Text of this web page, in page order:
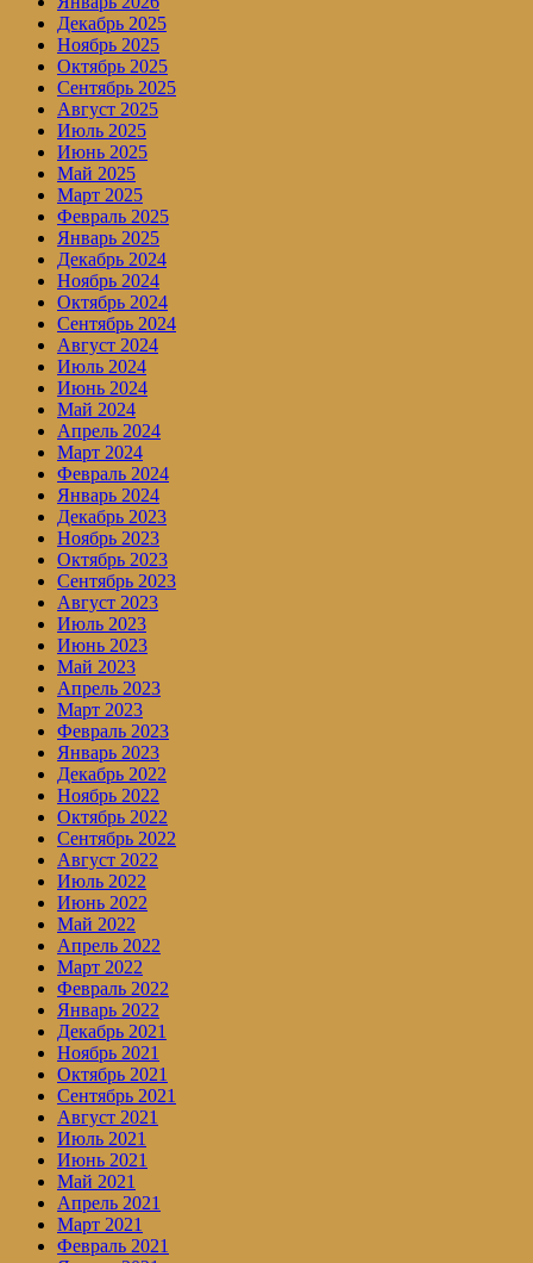
Декабрь 2025
Ноябрь 2025
Октябрь 2025
Сентябрь 2025
Август 2025
Июль 2025
Июнь 2025
Май 2025
Март 2025
Февраль 2025
Январь 2025
Декабрь 2024
Ноябрь 2024
Октябрь 2024
Сентябрь 2024
Август 2024
Июль 2024
Июнь 2024
Май 2024
Апрель 2024
Март 2024
Февраль 2024
Январь 2024
Декабрь 2023
Ноябрь 2023
Октябрь 2023
Сентябрь 2023
Август 2023
Июль 2023
Июнь 2023
Май 2023
Апрель 2023
Март 2023
Февраль 2023
Январь 2023
Декабрь 2022
Ноябрь 2022
Октябрь 2022
Сентябрь 2022
Август 2022
Июль 2022
Июнь 2022
Май 2022
Апрель 2022
Март 2022
Февраль 2022
Январь 2022
Декабрь 2021
Ноябрь 2021
Октябрь 2021
Сентябрь 2021
Август 2021
Июль 2021
Июнь 2021
Май 2021
Апрель 2021
Март 2021
Февраль 2021